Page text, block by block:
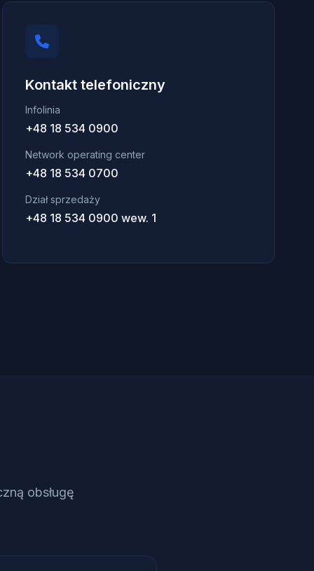
Kontakt telefoniczny
Infolinia
+48 18 534 0900
Network operating center
+48 18 534 0700
Dział sprzedaży
+48 18 534 0900 wew. 1
obsługę